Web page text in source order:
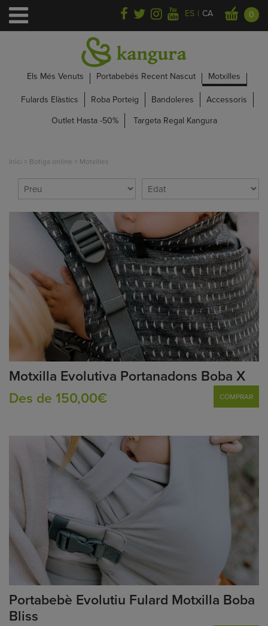
ES | CA 0
Els Més Venuts Portabebés Recent Nascut
Motxilles
Fulards Elàstics
Roba Porteig Bandoleres
Accessoris
Outlet Hasta -50%
Targeta Regal Kangura
Inici > Botiga online > Motxilles
Motxilla Evolutiva Portanadons Boba X
Des de 150,00€
COMPRAR
Portabebè Evolutiu Fulard Motxilla Boba
Bliss